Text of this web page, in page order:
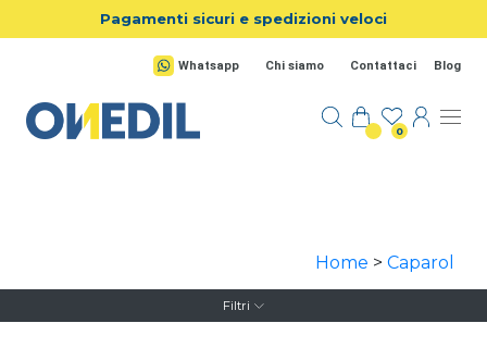
Salta al contenuto principale
Pagamenti sicuri e spedizioni veloci
Whatsapp Chi siamo Contattaci Blog
0
Home > Caparol
Filtri